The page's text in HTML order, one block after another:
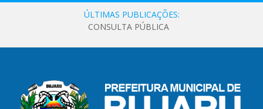
ÚLTIMAS PUBLICAÇÕES:
CONSULTA PÚBLICA